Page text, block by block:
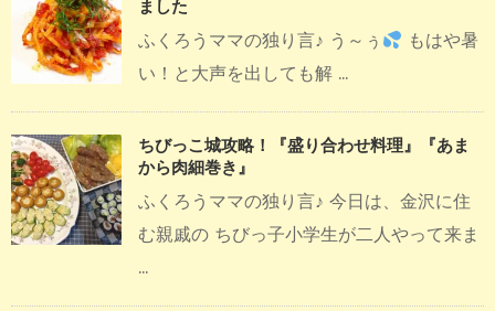
ました
ふくろうママの独り言♪ う～ぅ
もはや暑
い！と大声を出しても解 ...
ちびっこ城攻略！『盛り合わせ料理』『あま
から肉細巻き』
ふくろうママの独り言♪ 今日は、金沢に住
む親戚の ちびっ子小学生が二人やって来ま
...